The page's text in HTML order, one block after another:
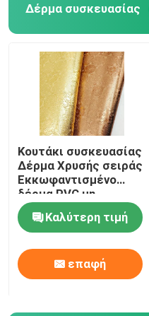
Δέρμα συσκευασίας
Κουτάκι συσκευασίας
Δέρμα Χρυσής σειράς
Εκκωφαντισμένο
δέρμα PVC μη
υφασμένο
Καλύτερη τιμή
επαφή